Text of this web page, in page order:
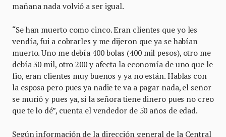
mañana nada volvió a ser igual.
“Se han muerto como cinco. Eran clientes que yo les
vendía, fui a cobrarles y me dijeron que ya se habían
muerto. Uno me debía 400 bolas (400 mil pesos), otro me
debía 30 mil, otro 200 y afecta la economía de uno que le
fio, eran clientes muy buenos y ya no están. Hablas con
la esposa pero pues ya nadie te va a pagar nada, el señor
se murió y pues ya, si la señora tiene dinero pues no creo
que te lo dé”, cuenta el vendedor de 50 años de edad.
Según información de la dirección general de la Central